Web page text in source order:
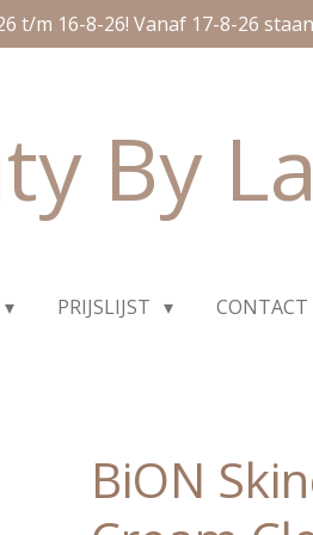
t/m 16-8-26! Vanaf 17-8-26
By
PRIJSLIJST CONTACT
BiON